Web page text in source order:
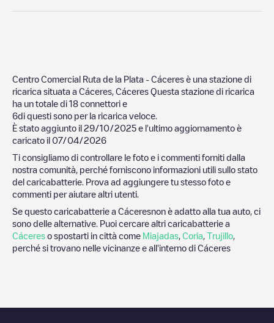
Centro Comercial Ruta de la Plata - Cáceres è una stazione di
ricarica situata a Cáceres Cáceres Questa stazione di ricarica
ha un totale di 18 connettori e
6di questi sono per la ricarica veloce.
È stato aggiunto il 29/10/2025 e l'ultimo aggiornamento è
caricato il 07/04/2026
Ti consigliamo di controllare le foto e i commenti forniti dalla
nostra comunità, perché forniscono informazioni utili sullo stato
del caricabatterie. Prova ad aggiungere tu stesso foto e
commenti per aiutare altri utenti.
Se questo caricabatterie a Cáceresnon è adatto alla tua auto, ci
sono delle alternative. Puoi cercare altri caricabatterie a
Cáceres o spostarti in città come Miajadas Coria Trujillo
perché si trovano nelle vicinanze e all'interno di Cáceres